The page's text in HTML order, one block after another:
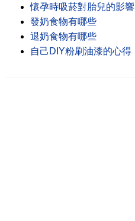
懷孕時吸菸對胎兒的影響
發奶食物有哪些
退奶食物有哪些
自己DIY粉刷油漆的心得